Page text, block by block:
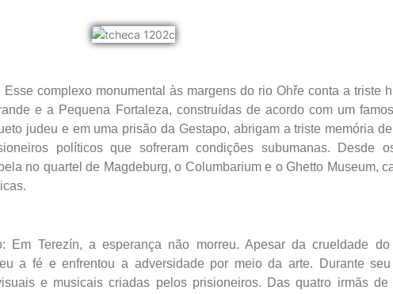
complexo monumental às margens do rio Ohře conta a triste
e a Pequena Fortaleza, construídas de acordo com um
judeu e em uma prisão da Gestapo, abrigam a triste memória
políticos que sofreram condições subumanas. Desde
no quartel de Magdeburg, o Columbarium e o Ghetto Museum,
Em Terezín, a esperança não morreu. Apesar da crueldade
a fé e enfrentou a adversidade por meio da arte. Durante seu
e musicais criadas pelos prisioneiros. Das quatro irmãs de